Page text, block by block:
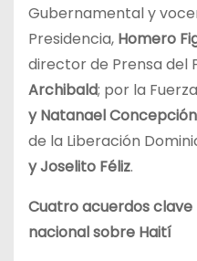
Gubernamental y
Presidencia, Homero
director de Prensa del
Archibald; por la
y Natanael
de la Liberación
y Joselito Féliz.
Cuatro acuerdos
nacional sobre Haití